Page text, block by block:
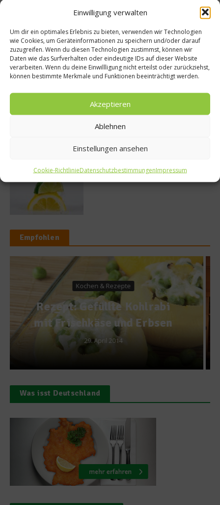
Einwilligung verwalten
Um dir ein optimales Erlebnis zu bieten, verwenden wir Technologien
wie Cookies, um Geräteinformationen zu speichern und/oder darauf
zuzugreifen. Wenn du diesen Technologien zustimmst, können wir
Daten wie das Surfverhalten oder eindeutige IDs auf dieser Website
verarbeiten. Wenn du deine Einwillligung nicht erteilst oder zurückziehst,
können bestimmte Merkmale und Funktionen beeinträchtigt werden.
Akzeptieren
Ablehnen
Einstellungen ansehen
Cookie-RichtlinieDatenschutzbestimmungenImpressum
So bildet sich eine krosse
Schweinebratenkruste
Beachcomber – Alles über das Restaurant
Heinz Beck im Forte Village Resort
Was ist der Unterschied zwischen Limonen
Empfohlen
News
Der Oscar für die deutschen
Weine
27. Februar 2012
Was isst Deutschland